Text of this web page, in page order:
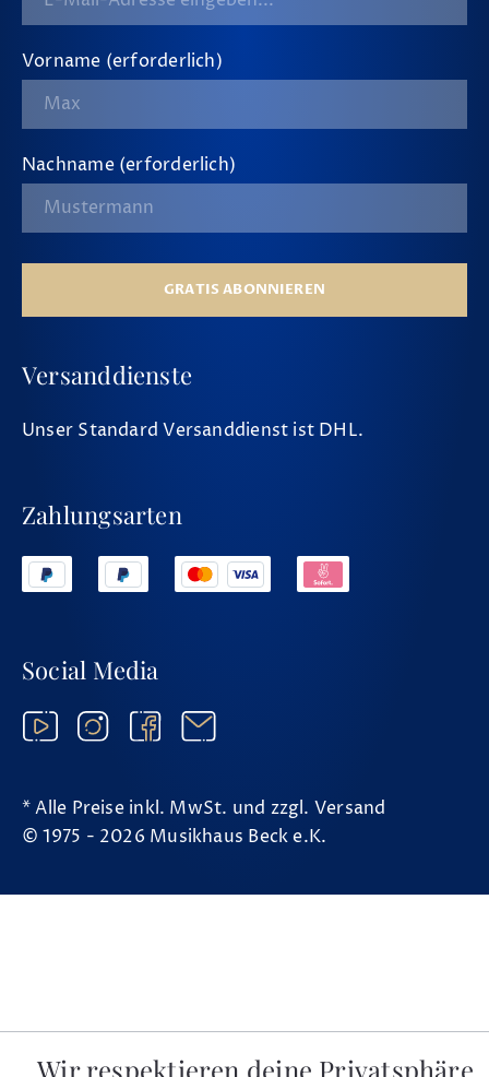
Vorname (erforderlich)
Nachname (erforderlich)
GRATIS ABONNIEREN
Versanddienste
Unser Standard Versanddienst ist DHL.
Zahlungsarten
Social Media
* Alle Preise inkl. MwSt. und zzgl. Versand
© 1975 - 2026 Musikhaus Beck e.K.
Wir respektieren deine Privatsphäre